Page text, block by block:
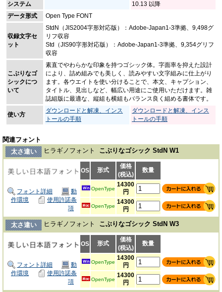
システム
10.13 以降
データ形式
Open Type FONT
収録文字セ
ット
StdN（JIS2004字形対応版）：Adobe-Japan1-3準拠、9,498グ
リフ収容
Std（JIS90字形対応版）：Adobe-Japan1-3準拠、9,354グリフ
収容
こぶりなゴ
シックにつ
いて
素直でやわらかな印象を持つゴシック体。字面率を抑えた設計
により、詰め組みでも美しく、読みやすい文字組みに仕上がり
ます。各ウエイトを使い分けることで、本文、キャプション、
タイトル、見出しなど、幅広い用途にご使用いただけます。雑
誌組版に最適な、縦組も横組もバランス良く組める書体です。
使い方
ダウンロードと解凍、インス
トールの手順
ダウンロードと解凍、インス
トールの手順
関連フォント
太さ違い
ヒラギノフォント こぶりなゴシック StdN W1
OS 形式
価格
(税込)
数量
OpenType
14300
円
OpenType
14300
円
フォント詳細
動
作環境
使用許諾条
項
太さ違い ヒラギノフォント こぶりなゴシック StdN W3
OS 形式
価格
(税込)
数量
OpenType
14300
円
OpenType
14300
円
フォント詳細
動
作環境
使用許諾条
項